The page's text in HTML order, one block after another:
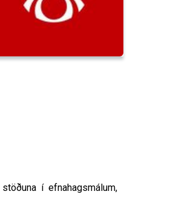
í efnahagsmálum,